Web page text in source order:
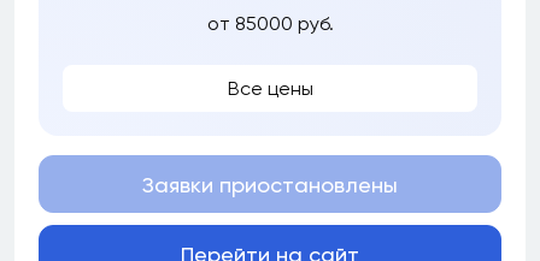
от 85000 руб.
Все цены
Заявки приостановлены
Перейти на сайт